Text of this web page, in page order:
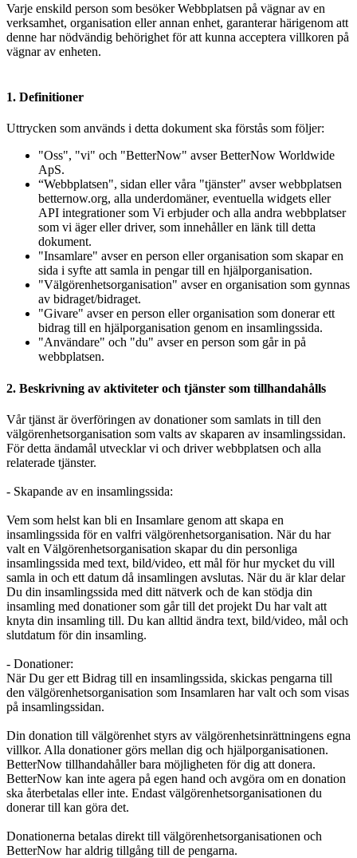
Varje enskild person som besöker Webbplatsen på vägnar av en
verksamhet, organisation eller annan enhet, garanterar härigenom att
denne har nödvändig behörighet för att kunna acceptera villkoren på
vägnar av enheten.
1. Definitioner
Uttrycken som används i detta dokument ska förstås som följer:
"Oss", "vi" och "BetterNow" avser BetterNow Worldwide
ApS.
“Webbplatsen", sidan eller våra "tjänster" avser webbplatsen
betternow.org, alla underdomäner, eventuella widgets eller
API integrationer som Vi erbjuder och alla andra webbplatser
som vi äger eller driver, som innehåller en länk till detta
dokument.
"Insamlare" avser en person eller organisation som skapar en
sida i syfte att samla in pengar till en hjälporganisation.
"Välgörenhetsorganisation" avser en organisation som gynnas
av bidraget/bidraget.
"Givare" avser en person eller organisation som donerar ett
bidrag till en hjälporganisation genom en insamlingssida.
"Användare" och "du" avser en person som går in på
webbplatsen.
2. Beskrivning av aktiviteter och tjänster som tillhandahålls
Vår tjänst är överföringen av donationer som samlats in till den
välgörenhetsorganisation som valts av skaparen av insamlingssidan.
För detta ändamål utvecklar vi och driver webbplatsen och alla
relaterade tjänster.
- Skapande av en insamlingssida:
Vem som helst kan bli en Insamlare genom att skapa en
insamlingssida för en valfri välgörenhetsorganisation. När du har
valt en Välgörenhetsorganisation skapar du din personliga
insamlingssida med text, bild/video, ett mål för hur mycket du vill
samla in och ett datum då insamlingen avslutas. När du är klar delar
Du din insamlingssida med ditt nätverk och de kan stödja din
insamling med donationer som går till det projekt Du har valt att
knyta din insamling till. Du kan alltid ändra text, bild/video, mål och
slutdatum för din insamling.
- Donationer:
När Du ger ett Bidrag till en insamlingssida, skickas pengarna till
den välgörenhetsorganisation som Insamlaren har valt och som visas
på insamlingssidan.
Din donation till välgörenhet styrs av välgörenhetsinrättningens egna
villkor. Alla donationer görs mellan dig och hjälporganisationen.
BetterNow tillhandahåller bara möjligheten för dig att donera.
BetterNow kan inte agera på egen hand och avgöra om en donation
ska återbetalas eller inte. Endast välgörenhetsorganisationen du
donerar till kan göra det.
Donationerna betalas direkt till välgörenhetsorganisationen och
BetterNow har aldrig tillgång till de pengarna.